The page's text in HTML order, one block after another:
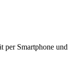
per Smartphone und